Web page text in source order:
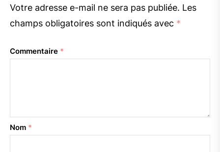
Votre adresse e-mail ne sera pas publiée. Les
champs obligatoires sont indiqués avec *
Commentaire *
Nom *